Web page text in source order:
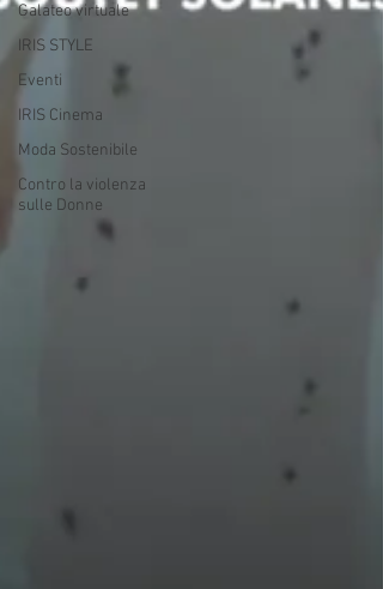
Galateo virtuale
IRIS STYLE
Eventi
IRIS Cinema
Moda Sostenibile
Contro la violenza
sulle Donne